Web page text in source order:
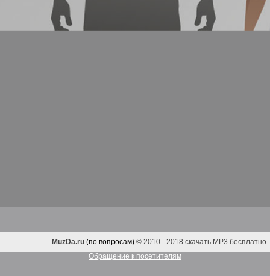
MuzDa.ru (по вопросам) © 2010 - 2018 скачать MP3 бесплатно
Обращение к посетителям